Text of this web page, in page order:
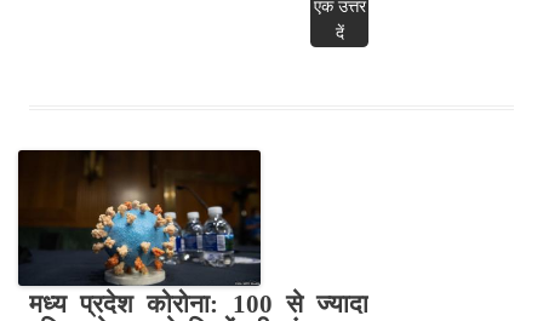
एक उत्तर
दें
मध्य प्रदेश कोरोना: 100 से ज्यादा